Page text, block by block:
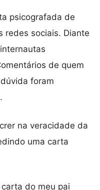
psicografada de
redes sociais. Diante
de quem
foram
na veracidade da
uma carta
do meu pai